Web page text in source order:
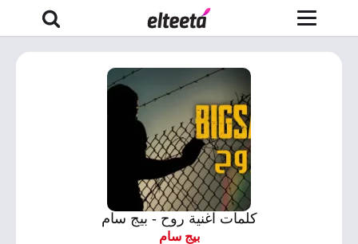
كلمات اغنية روح - بيج سام
بيج سام